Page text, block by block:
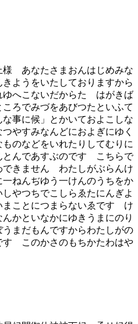
あなたさまおんはじめみな
ようをいたしておりますから
へこないだからたゞはがきば
ろでみづをあびつたといふて
事に候」とかいておよこしな
やすみなんどにおよぎにゆく
のなどをいれたりしてむりに
とんであすぶのです こちらで
できません わたしがぶらんけ
ねんぢゆう一けんのうちをか
やつちでこしらゑたにんぎよ
まことにつまらないゑです け
かといなかにゆきうまにのり
まだもんですからわたしがの
このかさのもちかたわはや